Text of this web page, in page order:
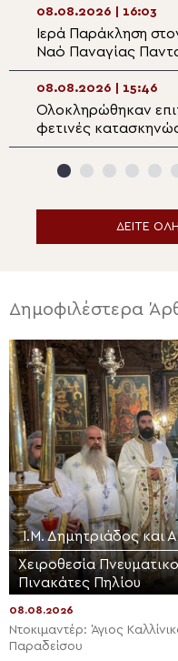
08.08.2026 | 16:03
Ιερά Παράκληση
Ναό Παναγίας
Ναούσης Πάρου
08.08.2026 | 15:46
Ολοκληρώθηκαν
φετινές
Ιεράς Μητροπόλεως
Σπάρτης
ΔΕΙΤΕ
Δημοφιλέστερα
Ι.Μ. Δημητριάδος και
Χειροθεσία
Πινακάτες Πηλίου
08.08.2026
Ντοκιμαντέρ: Άγιος
Παραδείσου